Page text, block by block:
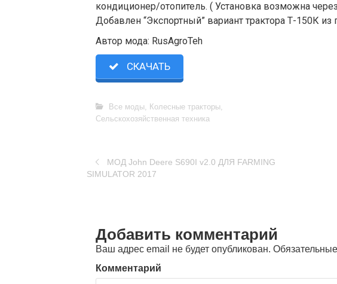
кондиционер/отопитель. ( Установка возможна
Добавлен “Экспортный” вариант трактора Т-150К
Автор мода: RusAgroTeh
СКАЧАТЬ
Все моды, Колесные тракторы,
Сельскохозяйственная техника
МОД John Deere S690I v2.0 ДЛЯ FARMING
SIMULATOR 2017
Добавить комментарий
Ваш адрес email не будет опубликован.
Комментарий